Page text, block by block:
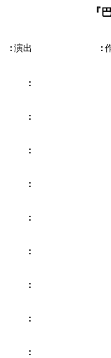
『
:演出            :作
:
:
:
:
:
:
:
:
: